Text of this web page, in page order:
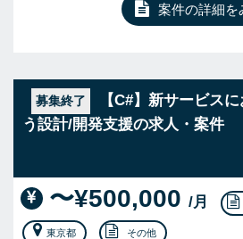
案件の詳細を
募集終了
【C#】新サービス
う設計/開発支援の求人・案件
〜¥500,000 /月
東京都 その他